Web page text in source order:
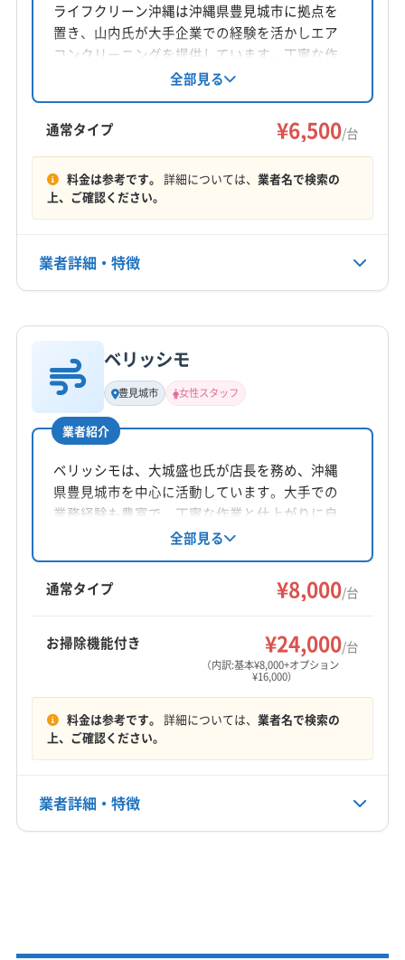
ライフクリーン沖縄は沖縄県豊見城市に拠点を
置き、山内氏が大手企業での経験を活かしエア
コンクリーニングを提供しています。丁寧な作
業と健康を考えたサービスが特徴です。営業時
間は9:00〜19:00で年中無休、沖縄県全域に対
応。複数台割引も用意しています。
全部見る
通常タイプ ¥6,500/台
料金は参考です。 詳細については、 業者名で検索の
上、ご確認ください。
業者詳細・特徴
基本情報
代表者名
山内
所在地
沖縄県豊見城市
対応地域
宜野湾市 糸満市
島尻郡粟国村
島尻郡伊是名村
島尻郡伊平屋村
島尻郡久米島町
島尻郡渡嘉敷村
島尻郡八重瀬町
島尻郡与那原町
八重山郡与那国町
定休日
年中無休
非公開
ベリッシモ
豊見城市 女性スタッフ
業者紹介
ベリッシモは、大城盛也氏が店長を務め、沖縄
県豊見城市を中心に活動しています。大手での
業務経験も豊富で、丁寧な作業と仕上がりに自
信を持っています。女性スタッフ派遣可能で、
営業時間外の相談もOK。壁掛けエアコンクリー
ニングを提供しています。
全部見る
通常タイプ ¥8,000/台
お掃除機能付き ¥24,000/台
（内訳:基本¥8,000+オプション
¥16,000）
料金は参考です。 詳細については、 業者名で検索の
上、ご確認ください。
業者詳細・特徴